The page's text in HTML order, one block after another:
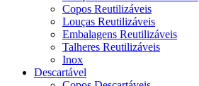
Copos Reutilizáveis
Louças Reutilizáveis
Embalagens Reutilizáveis
Talheres Reutilizáveis
Inox
Descartável